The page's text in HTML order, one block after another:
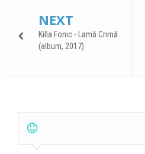
NEXT
Killa Fonic - Lamă Crimă
(album, 2017)